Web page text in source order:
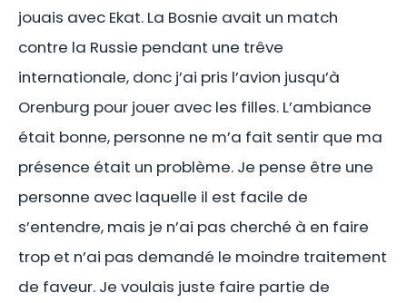
jouais avec Ekat. La Bosnie avait un match
contre la Russie pendant une trêve
internationale, donc j’ai pris l’avion jusqu’à
Orenburg pour jouer avec les filles. L’ambiance
était bonne, personne ne m’a fait sentir que ma
présence était un problème. Je pense être une
personne avec laquelle il est facile de
s’entendre, mais je n’ai pas cherché à en faire
trop et n’ai pas demandé le moindre traitement
de faveur. Je voulais juste faire partie de